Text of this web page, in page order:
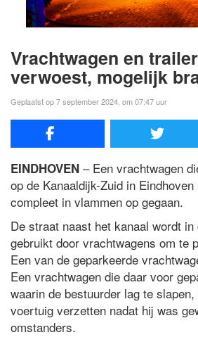
Vrachtwagen en
verwoest, mogelijk
Geplaatst op 7 september 2024, om 07:47 uur
EINDHOVEN – Een vrachtwagen
op de Kanaaldijk-Zuid in
compleet in vlammen op gegaan.
De straat naast het kanaal wordt
gebruikt door vrachtwagens om te
Een van de geparkeerde
Een vrachtwagen die daar voor
waarin de bestuurder lag te
voertuig verzetten nadat hij was
omstanders.